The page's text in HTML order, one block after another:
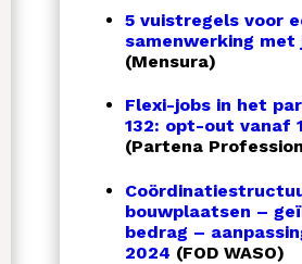
5 vuistregels voor
samenwerking
(Mensura)
Flexi-jobs in het
132: opt-out vanaf
(Partena
bouwplaatsen –
bedrag –
2024 (FOD WASO)